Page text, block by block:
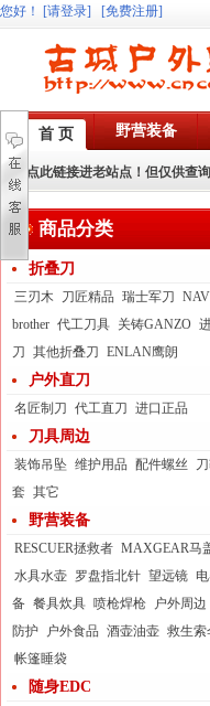
您好 ！ [请登录] [免费注册]
首 页 野营装备
点此链接进老站点！但仅供查
商品分类
折叠刀
三刃木 刀匠精品 瑞士军刀
brother 代工刀具 关铸GANZO
刀 其他折叠刀 ENLAN鹰朗
户外直刀
名匠制刀 代工直刀 进口正品
刀具周边
装饰吊坠 维护用品 配件螺丝
套 其它
野营装备
RESCUER拯救者 MAXGEAR马
水具水壶 罗盘指北针 望远镜
备 餐具炊具 喷枪焊枪 户外周边
防护
户外食品 酒壶油壶 救生索
帐篷睡袋
随身EDC